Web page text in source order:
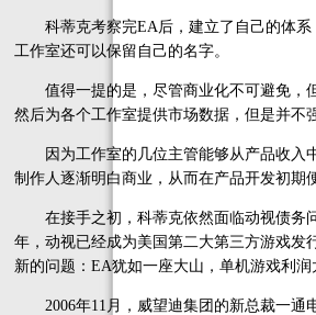
科蒂克考察完EA后，建立了自己的体系
工作室还可以保留自己的名字。
值得一提的是，尽管商业化不可避免，但
然后为各个工作室提供市场数据，但是并不
因为工作室的几位主管能够从产品收入中
制作人逐渐明白商业，从而在产品开发初期
在接手之初，科蒂克依然面临动视债务问
年，动视已经成为美国第二大第三方游戏发
新的问题：EA犹如一座大山，单机游戏利润
2006年11月，威望迪集团的新总裁一通